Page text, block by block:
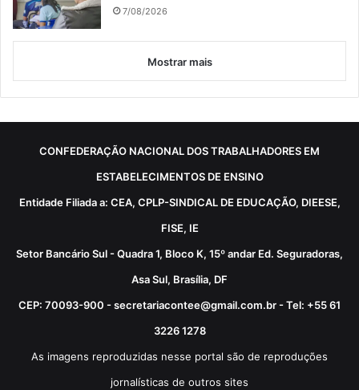
7/08/2026
Mostrar mais
CONFEDERAÇÃO NACIONAL DOS TRABALHADORES EM
ESTABELECIMENTOS DE ENSINO
Entidade Filiada a: CEA, CPLP-SINDICAL DE EDUCAÇÃO, DIEESE,
FISE, IE
Setor Bancário Sul - Quadra 1, Bloco K, 15º andar Ed. Seguradoras,
Asa Sul, Brasília, DF
CEP: 70093-900 - secretariacontee@gmail.com.br - Tel: +55 61
3226 1278
As imagens reproduzidas nesse portal são de reproduções
jornalísticas de outros sites